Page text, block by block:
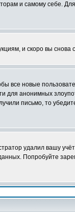
и самому себе.
и скоро вы
все новые
для анонимных
письмо, то
удалил вашу
Попробуйте